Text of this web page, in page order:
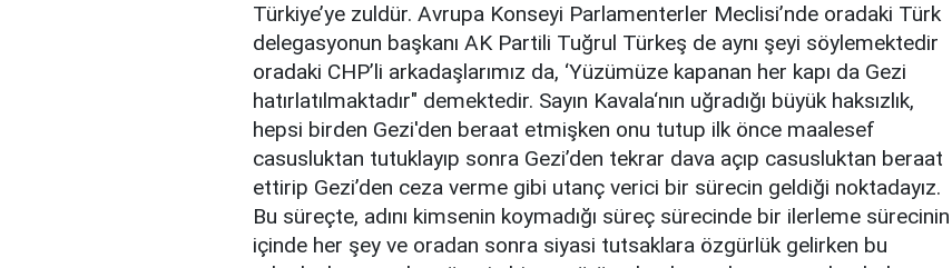
Türkiye’ye zuldür. Avrupa Konseyi Parlamenterler Meclisi’nde oradaki Türk
delegasyonun başkanı AK Partili Tuğrul Türkeş de aynı şeyi söylemektedir
oradaki CHP’li arkadaşlarımız da, ‘Yüzümüze kapanan her kapı da Gezi
hatırlatılmaktadır" demektedir. Sayın Kavala‘nın uğradığı büyük haksızlık,
hepsi birden Gezi'den beraat etmişken onu tutup ilk önce maalesef
casusluktan tutuklayıp sonra Gezi’den tekrar dava açıp casusluktan beraat
ettirip Gezi’den ceza verme gibi utanç verici bir sürecin geldiği noktadayız.
Bu süreçte, adını kimsenin koymadığı süreç sürecinde bir ilerleme sürecinin
içinde her şey ve oradan sonra siyasi tutsaklara özgürlük gelirken bu